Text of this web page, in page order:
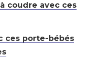
coudre avec ces
ces porte-bébés